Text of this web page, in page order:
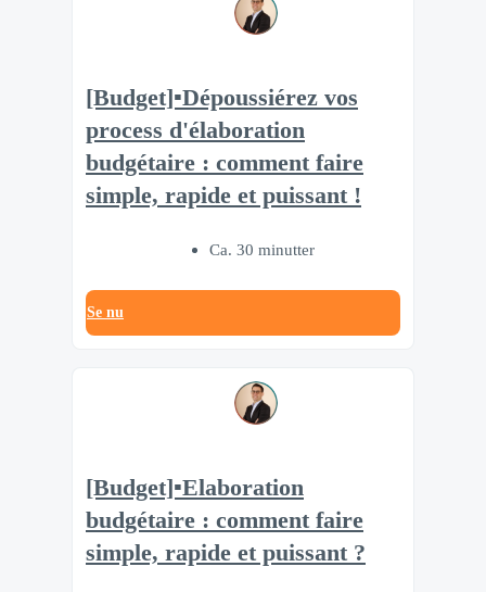
[Budget]▪️Dépoussiérez vos
process d'élaboration
budgétaire : comment faire
simple, rapide et puissant !
Ca. 30 minutter
Se nu
[Budget]▪️Elaboration
budgétaire : comment faire
simple, rapide et puissant ?